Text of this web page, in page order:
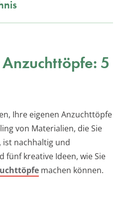
5
Ihre eigenen Anzuchttöpfe
von Materialien, die Sie
ist nachhaltig und
fünf kreative Ideen, wie Sie
machen können.